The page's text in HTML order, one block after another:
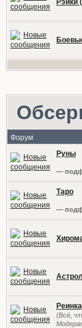
Рэйки
Форум
Руны
—
Таро
—
(Всё,